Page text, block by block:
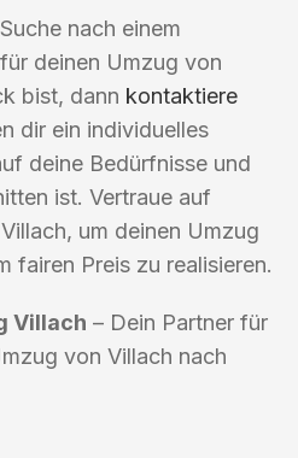
nach einem
für deinen Umzug von
bist, dann kontaktiere
dir ein individuelles
deine Bedürfnisse und
ist. Vertraue auf
um deinen Umzug
fairen Preis zu realisieren.
Villach – Dein Partner für
von Villach nach